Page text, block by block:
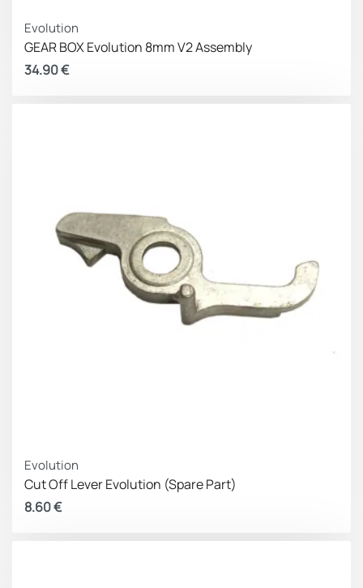
Evolution
GEAR BOX Evolution 8mm V2 Assembly
34.90€
Evolution
Cut Off Lever Evolution (Spare Part)
8.60€